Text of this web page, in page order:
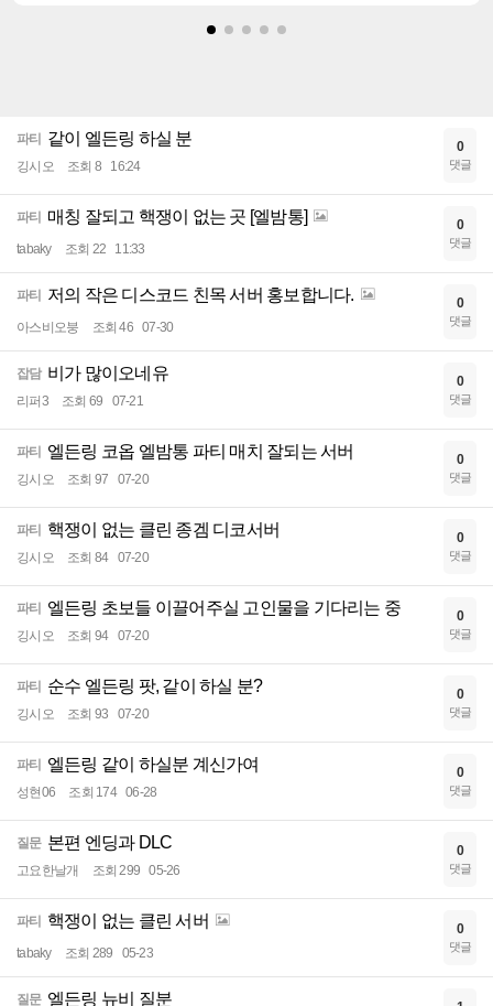
파티 같이 엘든링 하실 분
깅시오 조회 8 16:24
0
댓글
파티 매칭 잘되고 핵쟁이 없는 곳 [엘밤통]
tabaky 조회 22 11:33
0
댓글
파티 저의 작은 디스코드 친목 서버 홍보합니다.
아스비오붕 조회 46 07-30
0
댓글
잡담 비가 많이오네유
리퍼3 조회 69 07-21
0
댓글
파티 엘든링 코옵 엘밤통 파티 매치 잘되는 서버
깅시오 조회 97 07-20
0
댓글
파티 핵쟁이 없는 클린 종겜 디코서버
깅시오 조회 84 07-20
0
댓글
파티 엘든링 초보들 이끌어주실 고인물을 기다리는 중
깅시오 조회 94 07-20
0
댓글
파티 순수 엘든링 팟, 같이 하실 분?
깅시오 조회 93 07-20
0
댓글
파티 엘든링 같이 하실분 계신가여
성현06 조회 174 06-28
0
댓글
질문 본편 엔딩과 DLC
고요한날개 조회 299 05-26
0
댓글
파티 핵쟁이 없는 클린 서버
tabaky 조회 289 05-23
0
댓글
질문 엘든링 뉴비 질분